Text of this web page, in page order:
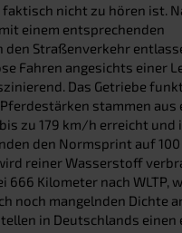
faktisch nicht zu hören ist.
einem entsprechenden
den Straßenverkehr
Fahren angesichts einer
Das Getriebe
stammen aus
zu 179 km/h erreicht und
den Normsprint auf
reiner Wasserstoff
666 Kilometer nach WLTP,
noch mangelnden Dichte
in Deutschlands einen